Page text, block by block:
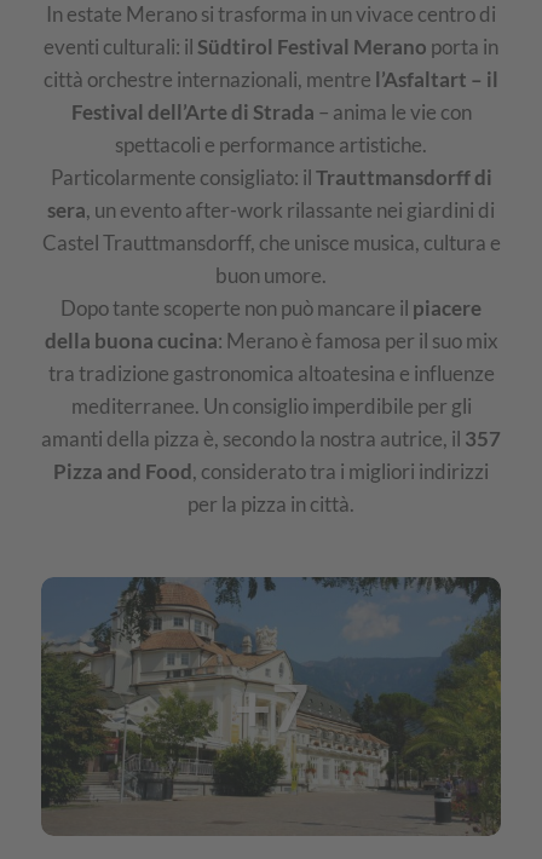
In estate Merano si trasforma in un vivace centro di
eventi culturali: ilSüdtirol Festival Merano porta in
città orchestre internazionali, mentre l’Asfaltart – il
Festival dell’Arte di Strada – anima le vie con
spettacoli e performance artistiche.
Particolarmente consigliato: ilTrauttmansdorff di
sera, un evento after-work rilassante nei giardini di
Castel Trauttmansdorff, che unisce musica, cultura e
buon umore.
Dopo tante scoperte non può mancare il piacere
della buona cucina: Merano è famosa per il suo mix
tra tradizione gastronomica altoatesina e influenze
mediterranee. Un consiglio imperdibile per gli
amanti della pizza è, secondo la nostra autrice, il 357
Pizza and Food, considerato tra i migliori indirizzi
per la pizza in città.
IMG
Merano
città
+7